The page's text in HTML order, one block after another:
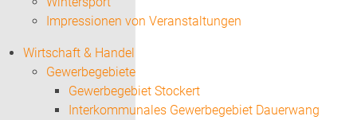
Impressionen von Veranstaltungen
Wirtschaft & Handel
Gewerbegebiete
Gewerbegebiet Stockert
Interkommunales Gewerbegebiet Dauerwang